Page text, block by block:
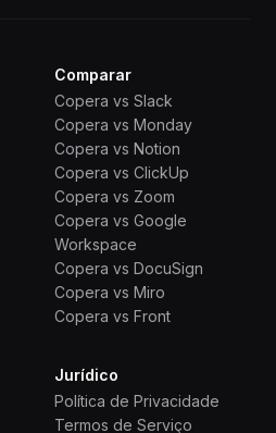
Comparar
Copera vs Slack
Copera vs Monday
Copera vs Notion
Copera vs ClickUp
Copera vs Zoom
Copera vs Google
Workspace
Copera vs DocuSign
Copera vs Miro
Copera vs Front
Jurídico
Política de Privacidade
Termos de Serviço